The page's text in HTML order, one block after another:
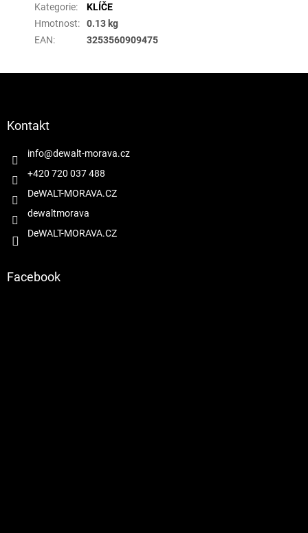
Kategorie:
KLÍČE
Hmotnost:
0.13 kg
EAN: 3253560909475
Kontakt
info@dewalt-morava.cz
+420 720 037 488
DeWALT-MORAVA.CZ
dewaltmorava
DeWALT-MORAVA.CZ
Facebook